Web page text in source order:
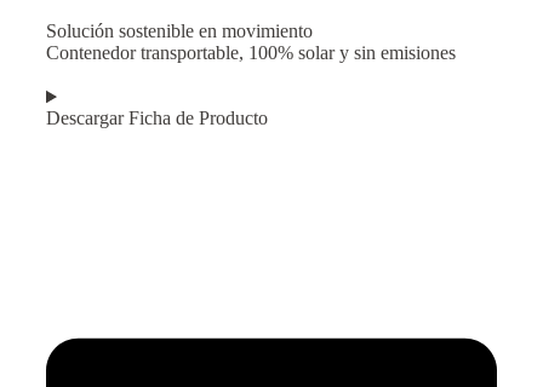
Solución sostenible en movimiento
Contenedor transportable, 100% solar y sin emisiones
Descargar Ficha de Producto